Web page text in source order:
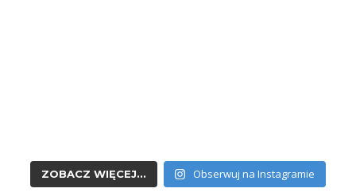
ZOBACZ WIĘCEJ... Obserwuj na Instagramie